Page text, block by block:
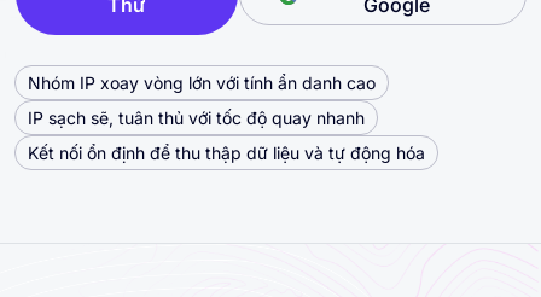
Nhóm IP xoay vòng lớn với tính ẩn danh cao
IP sạch sẽ, tuân thủ với tốc độ quay nhanh
Kết nối ổn định để thu thập dữ liệu và tự động hóa